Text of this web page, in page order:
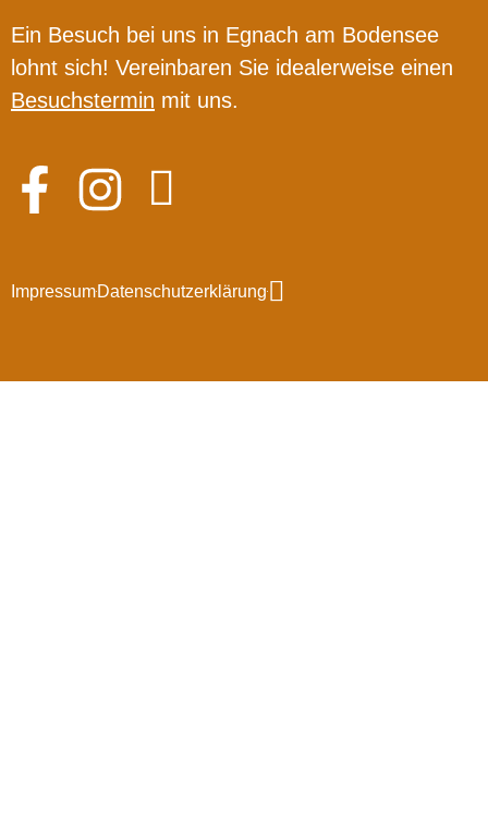
Ein Besuch bei uns in Egnach am Bodensee
lohnt sich! Vereinbaren Sie idealerweise einen
Besuchstermin mit uns.
ImpressumDatenschutzerklärung